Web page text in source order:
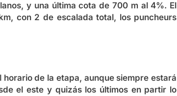
y una última cota de 700 m al 4%. El
con 2 de escalada total, los puncheurs
de la etapa, aunque siempre estará
el este y quizás los últimos en partir lo